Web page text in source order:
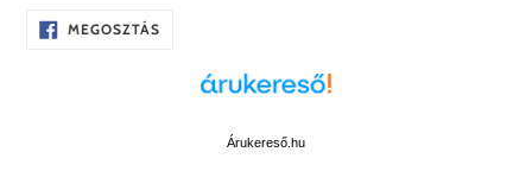
MEGOSZTÁSOSZD
MEG
Árukereső.hu